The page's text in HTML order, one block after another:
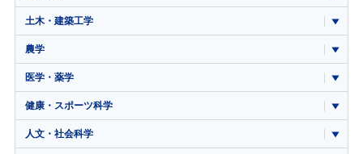
土木・建築工学
農学
医学・薬学
健康・スポーツ科学
人文・社会科学